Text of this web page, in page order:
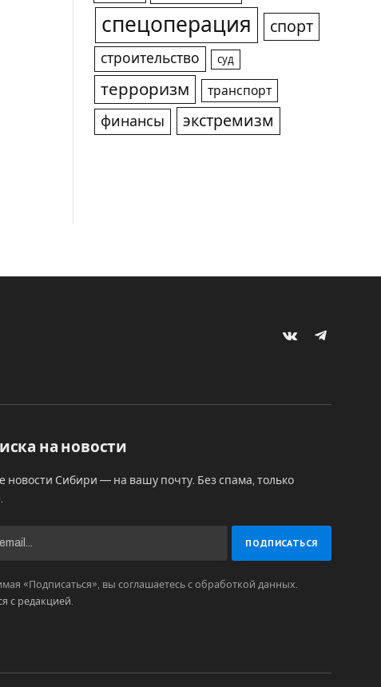
спецоперация спорт
строительство суд
терроризм транспорт
финансы экстремизм
VKontakteTelegram
на новости
новости Сибири — на вашу почту. Без спама, только
«Подписаться», вы соглашаетесь с обработкой данных.
с редакцией